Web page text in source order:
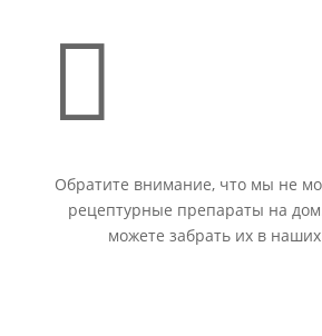

Обратите внимание, что мы не
рецептурные препараты на
можете забрать их в наших